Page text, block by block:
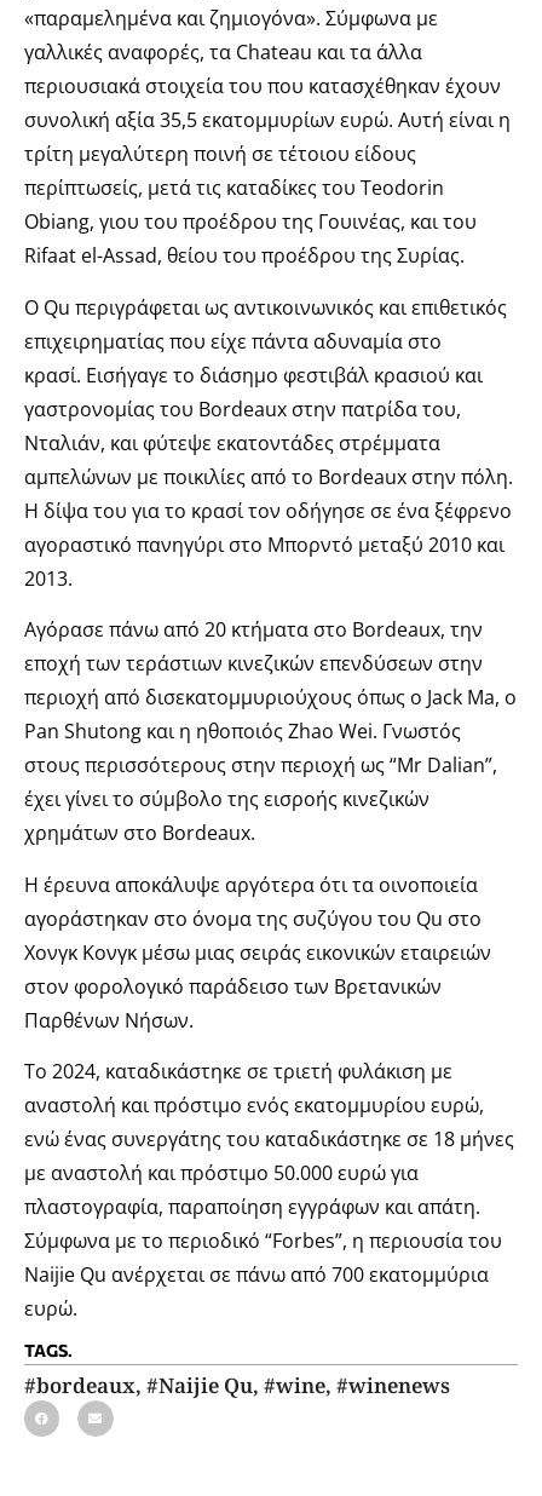
«παραμελημένα και ζημιογόνα». Σύμφωνα με
γαλλικές αναφορές, τα Chateau και τα άλλα
περιουσιακά στοιχεία του που κατασχέθηκαν έχουν
συνολική αξία 35,5 εκατομμυρίων ευρώ. Αυτή είναι η
τρίτη μεγαλύτερη ποινή σε τέτοιου είδους
περίπτωσείς, μετά τις καταδίκες του Teodorin
Obiang, γιου του προέδρου της Γουινέας, και του
Rifaat el-Assad, θείου του προέδρου της Συρίας.
Ο Qu περιγράφεται ως αντικοινωνικός και επιθετικός
επιχειρηματίας που είχε πάντα αδυναμία στο
κρασί. Εισήγαγε το διάσημο φεστιβάλ κρασιού και
γαστρονομίας του Bordeaux στην πατρίδα του,
Νταλιάν, και φύτεψε εκατοντάδες στρέμματα
αμπελώνων με ποικιλίες από το Bordeaux στην πόλη.
Η δίψα του για το κρασί τον οδήγησε σε ένα ξέφρενο
αγοραστικό πανηγύρι στο Μπορντό μεταξύ 2010 και
2013.
Αγόρασε πάνω από 20 κτήματα στο Bordeaux, την
εποχή των τεράστιων κινεζικών επενδύσεων στην
περιοχή από δισεκατομμυριούχους όπως ο Jack Ma, ο
Pan Shutong και η ηθοποιός Zhao Wei. Γνωστός
στους περισσότερους στην περιοχή ως “Mr Dalian”,
έχει γίνει το σύμβολο της εισροής κινεζικών
χρημάτων στο Bordeaux.
Η έρευνα αποκάλυψε αργότερα ότι τα οινοποιεία
αγοράστηκαν στο όνομα της συζύγου του Qu στο
Χονγκ Κονγκ μέσω μιας σειράς εικονικών εταιρειών
στον φορολογικό παράδεισο των Βρετανικών
Παρθένων Νήσων.
Το 2024, καταδικάστηκε σε τριετή φυλάκιση με
αναστολή και πρόστιμο ενός εκατομμυρίου ευρώ,
ενώ ένας συνεργάτης του καταδικάστηκε σε 18 μήνες
με αναστολή και πρόστιμο 50.000 ευρώ για
πλαστογραφία, παραποίηση εγγράφων και απάτη.
Σύμφωνα με το περιοδικό “Forbes”, η περιουσία του
Naijie Qu ανέρχεται σε πάνω από 700 εκατομμύρια
ευρώ.
TAGS.
#bordeaux, #Naijie Qu, #wine, #winenews